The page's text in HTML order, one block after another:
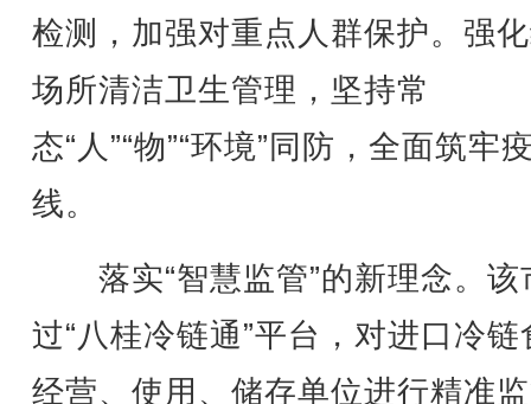
检测，加强对重点人群保护。强
场所清洁卫生管理，坚持常
态“人”“物”“环境”同防，全面筑牢
线。
落实“智慧监管”的新理念。该
过“八桂冷链通”平台，对进口冷链
经营、使用、储存单位进行精准